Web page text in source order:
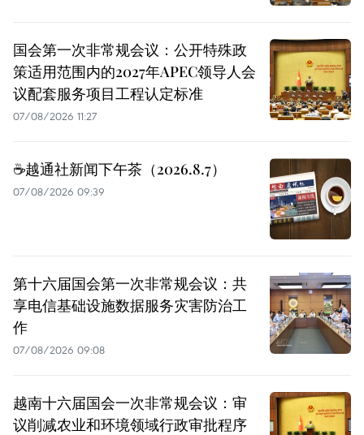
国会第一次非常规会议：公开特殊政
策适用范围内的2027年APEC领导人会
议配套服务项目工程认定标准
07/08/2026 11:27
☕️越通社新闻下午茶（2026.8.7）
07/08/2026 09:39
第十六届国会第一次非常规会议：共
享电信基础设施数据服务灾害防治工
作
07/08/2026 09:08
越南十六届国会一次非常规会议：审
议削减农业和环境领域行政审批程序